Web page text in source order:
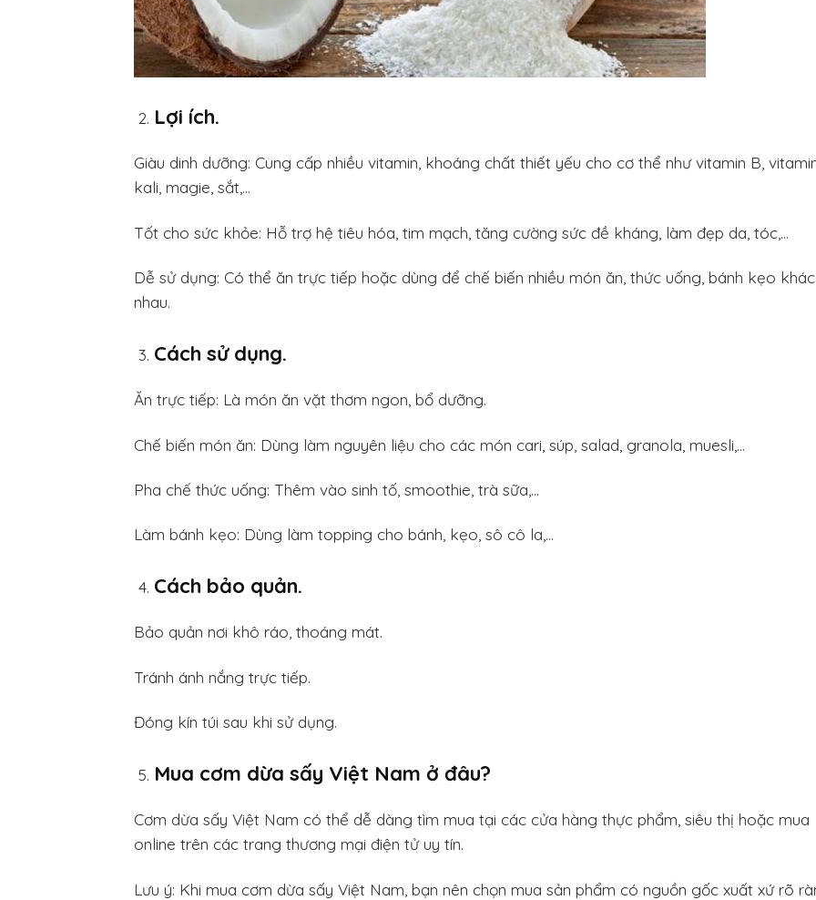
Lợi ích.
Giàu dinh dưỡng: Cung cấp nhiều vitamin, khoáng chất thiết yếu cho cơ thể như vitamin B,
kali, magie, sắt,…
Tốt cho sức khỏe: Hỗ trợ hệ tiêu hóa, tim mạch, tăng cường sức đề kháng, làm đẹp da, tóc,…
Dễ sử dụng: Có thể ăn trực tiếp hoặc dùng để chế biến nhiều món ăn, thức uống, bánh kẹo khác
nhau.
Cách sử dụng.
Ăn trực tiếp: Là món ăn vặt thơm ngon, bổ dưỡng.
Chế biến món ăn: Dùng làm nguyên liệu cho các món cari, súp, salad, granola, muesli,…
Pha chế thức uống: Thêm vào sinh tố, smoothie, trà sữa,…
Làm bánh kẹo: Dùng làm topping cho bánh, kẹo, sô cô la,…
Cách bảo quản.
Bảo quản nơi khô ráo, thoáng mát.
Tránh ánh nắng trực tiếp.
Đóng kín túi sau khi sử dụng.
Mua cơm dừa sấy Việt Nam ở đâu?
Cơm dừa sấy Việt Nam có thể dễ dàng tìm mua tại các cửa hàng thực phẩm, siêu thị hoặc mua
online trên các trang thương mại điện tử uy tín.
Lưu ý: Khi mua cơm dừa sấy Việt Nam, bạn nên chọn mua sản phẩm có nguồn gốc xuất xứ rõ